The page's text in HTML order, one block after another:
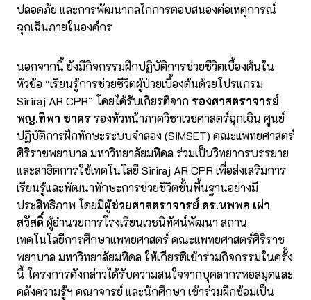
ปลอดภัย และการพัฒนากลไกการตอบสนองต่อเหตุการณ์
ฉุกเฉินภายในองค์กร
นอกจากนี้ ยังมีกิจกรรมฝึกปฏิบัติการช่วยชีวิตเบื้องต้นใน
หัวข้อ “เรียนรู้การช่วยชีวิตผู้ป่วยเบื้องต้นด้วยโปรแกรม
Siriraj AR CPR” โดยได้รับเกียรติจาก รองศาสตราจารย์
พญ.ทิพา ชาครรองหัวหน้าภาควิชาเวชศาสตร์ฉุกเฉิน ศูนย์
ปฏิบัติการฝึกทักษะระบบจำลอง (SiMSET) คณะแพทยศาสตร์
ศิริราชพยาบาล มหาวิทยาลัยมหิดล ร่วมเป็นวิทยากรบรรยาย
และสาธิตการใช้เทคโนโลยี Siriraj AR CPR เพื่อส่งเสริมการ
เรียนรู้และพัฒนาทักษะการช่วยชีวิตขั้นพื้นฐานอย่างมี
ประสิทธิภาพ โดยมีผู้ช่วยศาสตราจารย์ ดร.นพพล เผ่า
สวัสดิ์ ผู้อำนวยการโรงเรียนเวชนิทัศน์พัฒนา สถาน
เทคโนโลยีการศึกษาแพทยศาสตร์ คณะแพทยศาสตร์ศิริราช
พยาบาล มหาวิทยาลัยมหิดล ให้เกียรติเข้าร่วมกิจกรรมในครั้ง
นี้ โครงการดังกล่าวได้รับความสนใจจากบุคลากรหอสมุดและ
คลังความรู้ฯ คณาจารย์ และนักศึกษา เข้าร่วมฝึกซ้อมเป็น